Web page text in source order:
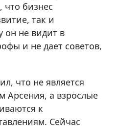
что бизнес
так и
он не видит в
и не дает советов,
что не является
Арсения, а взрослые
к
Сейчас